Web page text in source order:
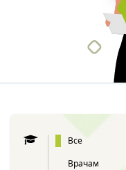
Все
Врачам